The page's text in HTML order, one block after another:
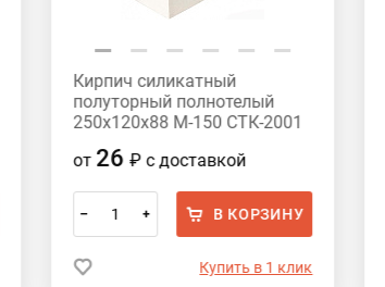
Кирпич силикатный
полуторный полнотелый
250х120х88 М-150 СТК-2001
от 26 ₽ с доставкой
– + В КОРЗИНУ
Купить в 1 клик